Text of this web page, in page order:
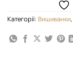
Категорії: Вишиванки,